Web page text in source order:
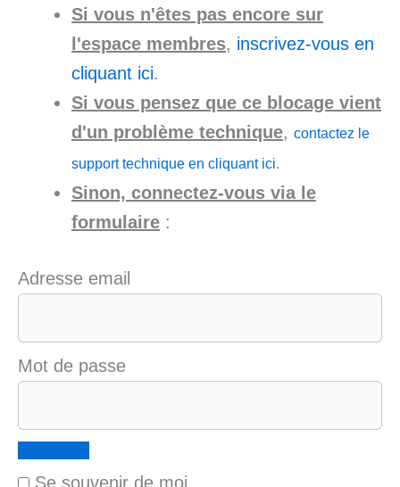
Si vous n'êtes pas encore sur
l'espace membres, inscrivez-vous en
cliquant ici.
Si vous pensez que ce blocage vient
d'un problème technique, contactez le
support technique en cliquant ici.
Sinon, connectez-vous via le
formulaire :
Adresse email
Mot de passe
Se souvenir de moi